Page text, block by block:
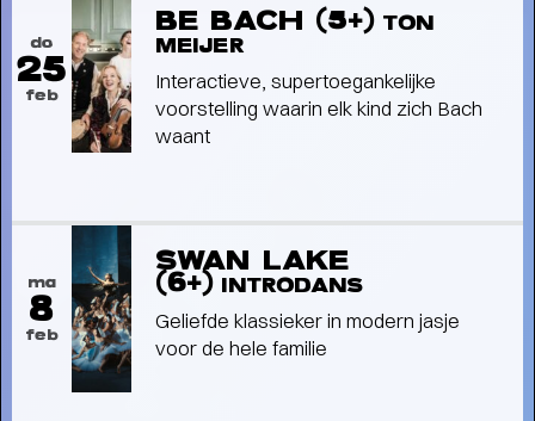
do
25
feb
BE BACH (5+) TON
MEIJER
Interactieve, supertoegankelijke
voorstelling waarin elk kind zich Bach
waant
ma
8
feb
SWAN LAKE
(6+) INTRODANS
Geliefde klassieker in modern jasje
voor de hele familie